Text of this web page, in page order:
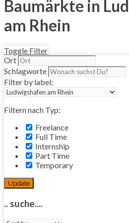
Baumärkte in
am Rhein
Toggle Filter
Ort
Schlagworte
Filter by label:
Filtern nach Typ:
Freelance
Full Time
Internship
Part Time
Temporary
Update
.. suche....